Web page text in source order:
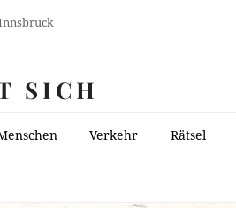
SICH
Verkehr Rätsel